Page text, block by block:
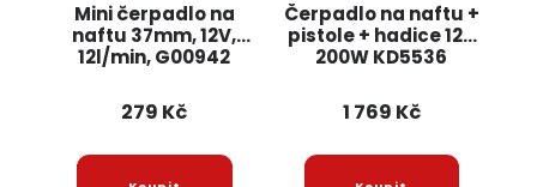
Mini čerpadlo na
naftu 37mm, 12V,
12l/min, G00942
279 Kč
Čerpadlo na naftu +
pistole + hadice 12V
200W KD5536
1 769 Kč